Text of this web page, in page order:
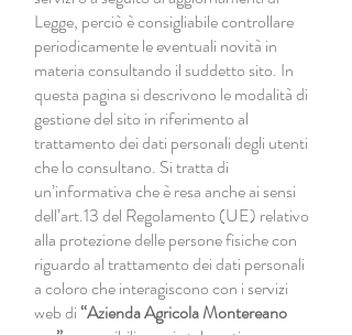
Legge, perciò è consigliabile controllare
periodicamente le eventuali novità in
materia consultando il suddetto sito. In
questa pagina si descrivono le modalità di
gestione del sito in riferimento al
trattamento dei dati personali degli utenti
che lo consultano. Si tratta di
un’informativa che è resa anche ai sensi
dell’art.13 del Regolamento (UE) relativo
alla protezione delle persone fisiche con
riguardo al trattamento dei dati personali
a coloro che interagiscono con i servizi
web di“Azienda Agricola Montereano